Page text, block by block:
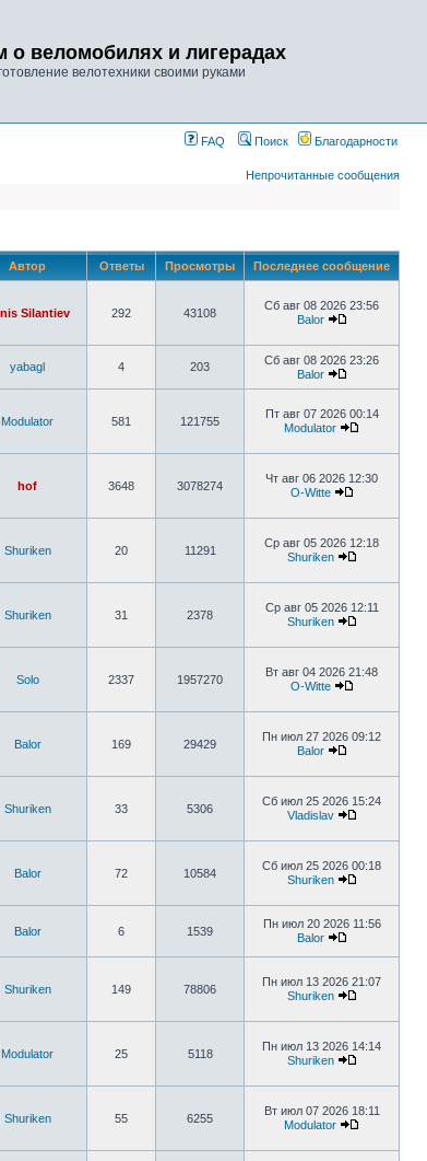
о веломобилях и лигерадах
велотехники своими руками
FAQ Поиск Благодарности
Непрочитанные сообщения
Автор Ответы Просмотры Последнее сообщение
Silantiev 292 43108
Сб авг 08 2026 23:56
Balor
yabagl 4 203
Сб авг 08 2026 23:26
Balor
Modulator 581 121755
Пт авг 07 2026 00:14
Modulator
hof 3648 3078274
Чт авг 06 2026 12:30
O-Witte
Shuriken 20 11291
Ср авг 05 2026 12:18
Shuriken
Shuriken 31 2378
Ср авг 05 2026 12:11
Shuriken
Solo 2337 1957270
Вт авг 04 2026 21:48
O-Witte
Balor 169 29429
Пн июл 27 2026 09:12
Balor
Shuriken 33 5306
Сб июл 25 2026 15:24
Vladislav
Balor 72 10584
Сб июл 25 2026 00:18
Shuriken
Balor 6 1539
Пн июл 20 2026 11:56
Balor
Shuriken 149 78806
Пн июл 13 2026 21:07
Shuriken
Modulator 25 5118
Пн июл 13 2026 14:14
Shuriken
Shuriken 55 6255
Вт июл 07 2026 18:11
Modulator